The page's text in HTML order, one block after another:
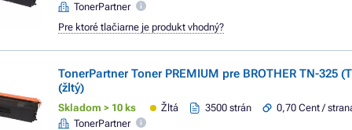
TonerPartner
Pre ktoré tlačiarne je produkt vhodný?
TonerPartner Toner PREMIUM pre BROTHER TN-325
(žltý)
Skladom > 10 ks Žltá 3500 strán
0,70 Cent /
TonerPartner